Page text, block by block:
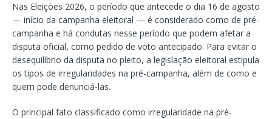
Nas Eleições 2026, o período que antecede o dia 16 de agosto
— início da campanha eleitoral — é considerado como de pré-
campanha e há condutas nesse período que podem afetar a
disputa oficial, como pedido de voto antecipado. Para evitar o
desequilíbrio da disputa no pleito, a legislação eleitoral estipula
os tipos de irregularidades na pré-campanha, além de como e
quem pode denunciá-las.
O principal fato classificado como irregularidade na pré-